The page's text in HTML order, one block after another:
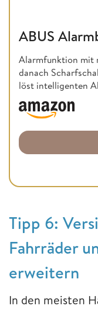
ABUS
Alarmfunktion mit
danach
löst intelligenten
Tipp 6:
Fahrräder
erweitern
In den meisten